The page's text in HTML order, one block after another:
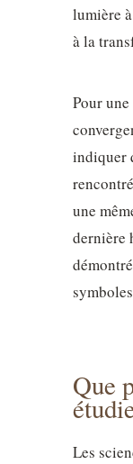
lumière
à la
Pour
indiquer
une
dernière
Que
Les